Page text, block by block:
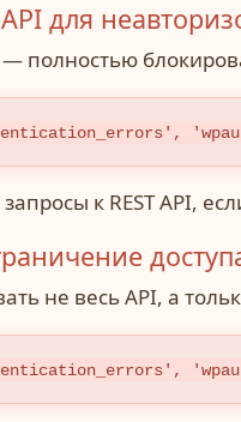
для
полностью
запросы к REST API,
не весь API, а